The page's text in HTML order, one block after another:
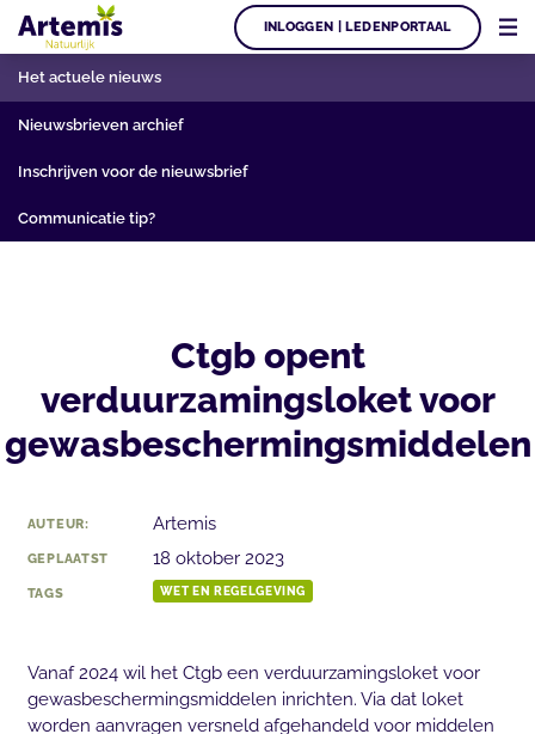
INLOGGEN | LEDENPORTAAL
Het actuele nieuws
Nieuwsbrieven archief
Inschrijven voor de nieuwsbrief
Communicatie tip?
Ctgb opent
verduurzamingsloket voor
gewasbeschermingsmiddelen
AUTEUR: Artemis
GEPLAATST 18 oktober 2023
TAGS WET EN REGELGEVING
Vanaf 2024 wil het Ctgb een verduurzamingsloket voor
gewasbeschermingsmiddelen inrichten. Via dat loket
worden aanvragen versneld afgehandeld voor middelen